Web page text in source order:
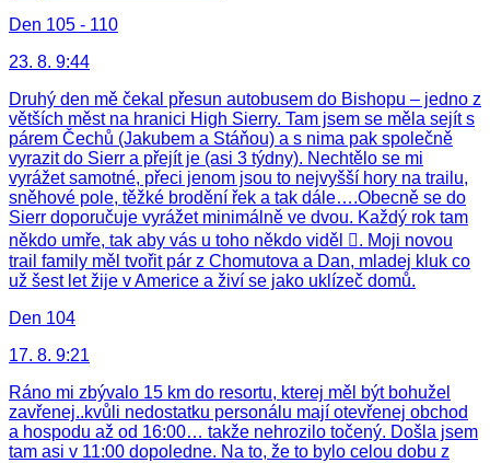
Den 105 - 110
23. 8. 9:44
Druhý den mě čekal přesun autobusem do Bishopu – jedno z
větších měst na hranici High Sierry. Tam jsem se měla sejít s
párem Čechů (Jakubem a Stáňou) a s nima pak společně
vyrazit do Sierr a přejít je (asi 3 týdny). Nechtělo se mi
vyrážet samotné, přeci jenom jsou to nejvyšší hory na trailu,
sněhové pole, těžké brodění řek a tak dále….Obecně se do
Sierr doporučuje vyrážet minimálně ve dvou. Každý rok tam
někdo umře, tak aby vás u toho někdo viděl . Moji novou
trail family měl tvořit pár z Chomutova a Dan, mladej kluk co
už šest let žije v Americe a živí se jako uklízeč domů.
Den 104
17. 8. 9:21
Ráno mi zbývalo 15 km do resortu, kterej měl být bohužel
zavřenej..kvůli nedostatku personálu mají otevřenej obchod
a hospodu až od 16:00… takže nehrozilo točený. Došla jsem
tam asi v 11:00 dopoledne. Na to, že to bylo celou dobu z